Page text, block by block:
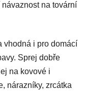
na tovární
vhodná i pro domácí
Sprej dobře
na kovové i
nárazníky, zrcátka